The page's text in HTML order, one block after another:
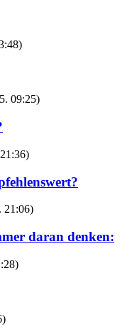
09:25)
21:06)
daran denken: